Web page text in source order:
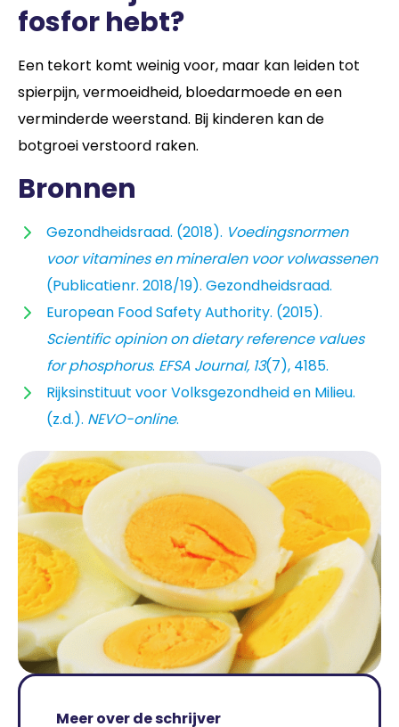
fosfor hebt?
Een tekort komt weinig voor, maar kan leiden tot
spierpijn, vermoeidheid, bloedarmoede en een
verminderde weerstand. Bij kinderen kan de
botgroei verstoord raken.
Bronnen
Gezondheidsraad. (2018). Voedingsnormen
voor vitamines en mineralen voor volwassenen
(Publicatienr. 2018/19). Gezondheidsraad.
European Food Safety Authority. (2015).
Scientific opinion on dietary reference values
for phosphorus. EFSA Journal, 13(7), 4185.
Rijksinstituut voor Volksgezondheid en Milieu.
(z.d.). NEVO-online.
Meer over de schrijver